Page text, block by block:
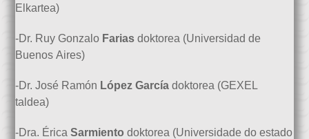
Elkartea)
-Dr. Ruy Gonzalo Farias doktorea (Universidad de
Buenos Aires)
-Dr. José Ramón López García doktorea (GEXEL
taldea)
-Dra. ÉricaSarmiento doktorea (Universidade do estado